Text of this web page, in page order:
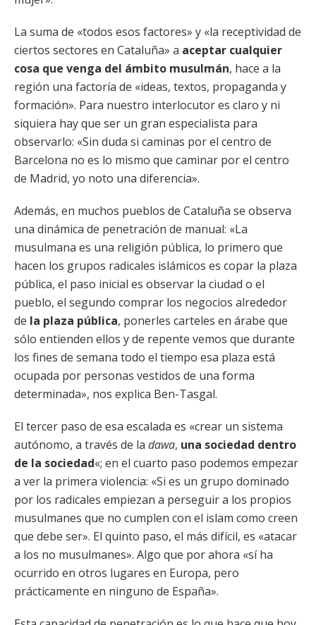
La suma de «todos esos factores» y «la receptividad de
ciertos sectores en Cataluña» a aceptar cualquier
cosa que venga del ámbito musulmán, hace a la
región una factoría de «ideas, textos, propaganda y
formación». Para nuestro interlocutor es claro y ni
siquiera hay que ser un gran especialista para
observarlo: «Sin duda si caminas por el centro de
Barcelona no es lo mismo que caminar por el centro
de Madrid, yo noto una diferencia».
Además, en muchos pueblos de Cataluña se observa
una dinámica de penetración de manual: «La
musulmana es una religión pública, lo primero que
hacen los grupos radicales islámicos es copar la plaza
pública, el paso inicial es observar la ciudad o el
pueblo, el segundo comprar los negocios alrededor
de la plaza pública, ponerles carteles en árabe que
sólo entienden ellos y de repente vemos que durante
los fines de semana todo el tiempo esa plaza está
ocupada por personas vestidos de una forma
determinada», nos explica Ben-Tasgal.
El tercer paso de esa escalada es «crear un sistema
autónomo, a través de la dawa, una sociedad dentro
de la sociedad«; en el cuarto paso podemos empezar
a ver la primera violencia: «Si es un grupo dominado
por los radicales empiezan a perseguir a los propios
musulmanes que no cumplen con el islam como creen
que debe ser». El quinto paso, el más difícil, es «atacar
a los no musulmanes». Algo que por ahora «sí ha
ocurrido en otros lugares en Europa, pero
prácticamente en ninguno de España».